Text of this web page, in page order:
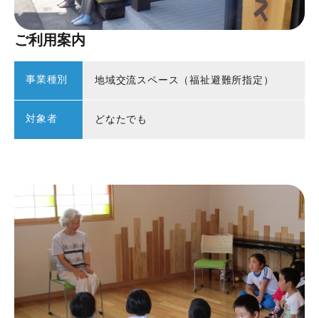
ご利用案内
事業種別 地域交流スペース（福祉避難所指定）
対象者 どなたでも